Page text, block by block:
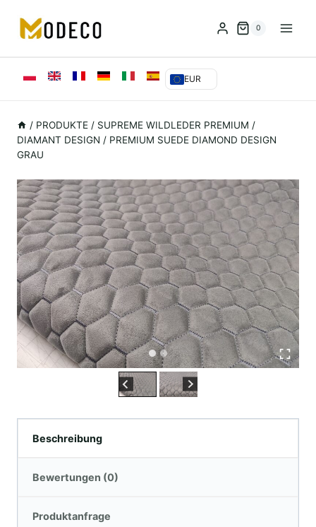
Inhalt
springen
0
EUR
/ PRODUKTE / SUPREME WILDLEDER PREMIUM /
DIAMANT DESIGN / PREMIUM SUEDE DIAMOND DESIGN
GRAU
Beschreibung
Bewertungen (0)
Produktanfrage